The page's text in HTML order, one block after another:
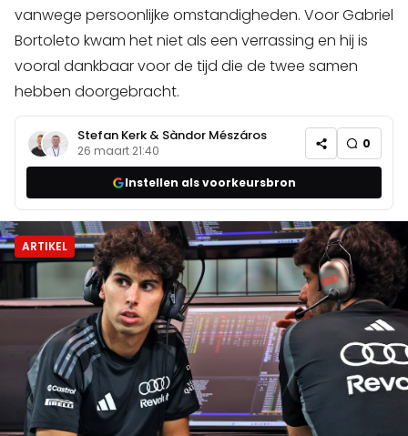
vanwege persoonlijke omstandigheden. Voor Gabriel
Bortoleto kwam het niet als een verrassing en hij is
vooral dankbaar voor de tijd die de twee samen
hebben doorgebracht.
Stefan Kerk & Sàndor Mészáros
26 maart 21:40 0
Instellen als voorkeursbron
ARTIKEL